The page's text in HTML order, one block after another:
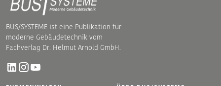
BUS/SYSTEME ist eine Publikation für
moderne Gebäudetechnik vom
Fachverlag Dr. Helmut Arnold GmbH.